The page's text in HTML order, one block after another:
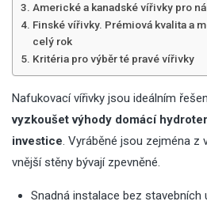
Americké a kanadské vířivky pro
Finské vířivky. Prémiová kvalita a
celý rok
Kritéria pro výběr té pravé vířivky
Nafukovací vířivky jsou ideálním
vyzkoušet výhody domácí
investice. Vyráběné jsou zejména z
vnější stěny bývají zpevněné.
Snadná instalace bez stavebních